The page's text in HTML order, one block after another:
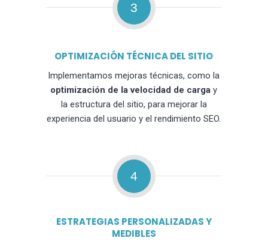
3
OPTIMIZACIÓN TÉCNICA DEL SITIO
Implementamos mejoras técnicas, como la
optimización de la velocidad de carga y
la estructura del sitio, para mejorar la
experiencia del usuario y el rendimiento SEO.
4
ESTRATEGIAS PERSONALIZADAS Y
MEDIBLES